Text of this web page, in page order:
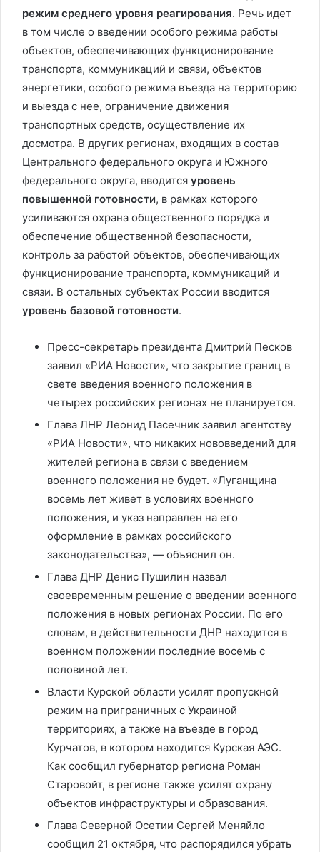
режим среднего уровня реагирования. Речь идет
в том числе о введении особого режима работы
объектов, обеспечивающих функционирование
транспорта, коммуникаций и связи, объектов
энергетики, особого режима въезда на территорию
и выезда с нее, ограничение движения
транспортных средств, осуществление их
досмотра. В других регионах, входящих в состав
Центрального федерального округа и Южного
федерального округа, вводится уровень
повышенной готовности, в рамках которого
усиливаются охрана общественного порядка и
обеспечение общественной безопасности,
контроль за работой объектов, обеспечивающих
функционирование транспорта, коммуникаций и
связи. В остальных субъектах России вводится
уровень базовой готовности.
Пресс-секретарь президента Дмитрий Песков
заявил «РИА Новости», что закрытие границ в
свете введения военного положения в
четырех российских регионах не планируется.
Глава ЛНР Леонид Пасечник заявил агентству
«РИА Новости», что никаких нововведений для
жителей региона в связи с введением
военного положения не будет. «Луганщина
восемь лет живет в условиях военного
положения, и указ направлен на его
оформление в рамках российского
законодательства», — объяснил он.
Глава ДНР Денис Пушилин назвал
своевременным решение о введении военного
положения в новых регионах России. По его
словам, в действительности ДНР находится в
военном положении последние восемь с
половиной лет.
Власти Курской области усилят пропускной
режим на приграничных с Украиной
территориях, а также на въезде в город
Курчатов, в котором находится Курская АЭС.
Как сообщил губернатор региона Роман
Старовойт, в регионе также усилят охрану
объектов инфраструктуры и образования.
Глава Северной Осетии Сергей Меняйло
сообщил 21 октября, что распорядился убрать